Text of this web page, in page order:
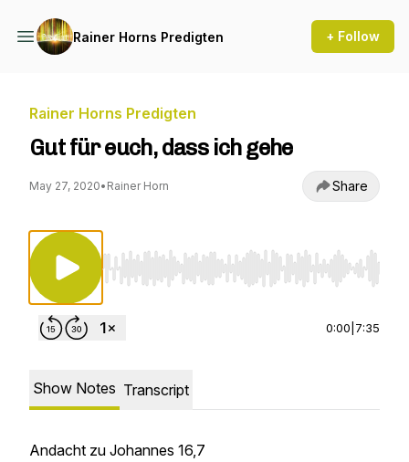
Rainer Horns Predigten + Follow
Rainer Horns Predigten
Gut für euch, dass ich gehe
May 27, 2020• Rainer Horn Share
Use Left/Right to seek, Home/End to jump
0:00 7:35
Show Notes Transcript
Andacht zu Johannes 16,7